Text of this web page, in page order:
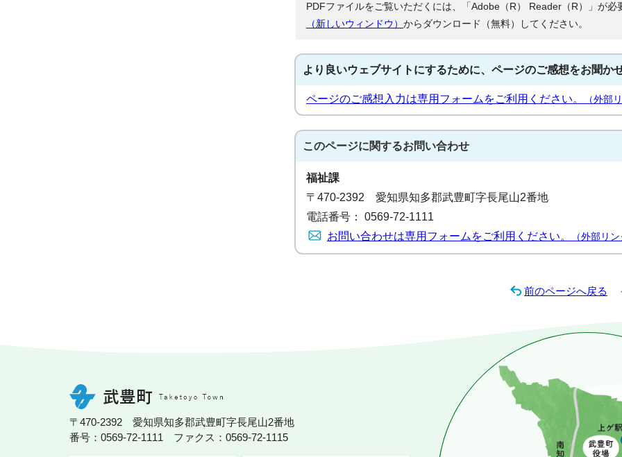
PDFファイルをご覧いただくには、「Adobe（R） Reader（R）」が必
（新しいウィンドウ） からダウンロード（無料）してください。
より良いウェブサイトにするために、ページのご感想をお聞か
ページのご感想入力は専用フォームをご利用ください。 （外部
このページに関するお問い合わせ
福祉課
〒470-2392 愛知県知多郡武豊町字長尾山2番地
電話番号： 0569-72-1111
お問い合わせは専用フォームをご利用ください。
（外部リ
前のページへ戻る
〒470-2392 愛知県知多郡武豊町字長尾山2番地
番号：0569-72-1111 ファクス：0569-72-1115